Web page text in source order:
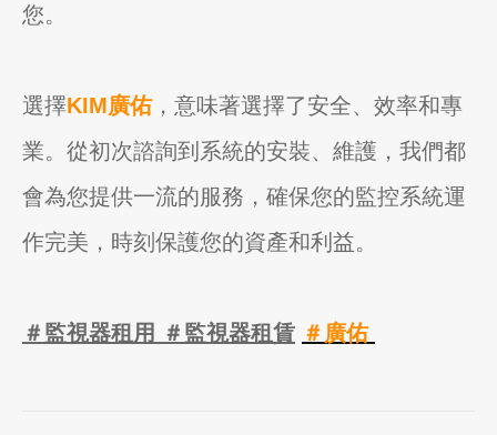
您。
選擇KIM廣佑，意味著選擇了安全、效率和專
業。從初次諮詢到系統的安裝、維護，我們都
會為您提供一流的服務，確保您的監控系統運
作完美，時刻保護您的資產和利益。
＃監視器租用 ＃監視器租賃 ＃廣佑